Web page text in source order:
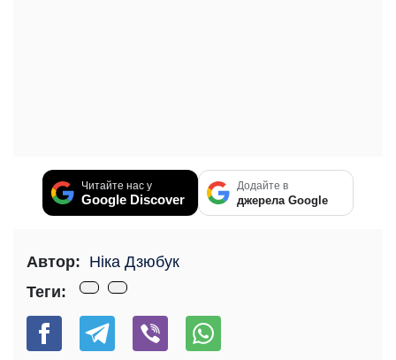
Читайте нас у
Google Discover
Додайте в
джерела Google
Автор: Ніка Дзюбук
Теги: